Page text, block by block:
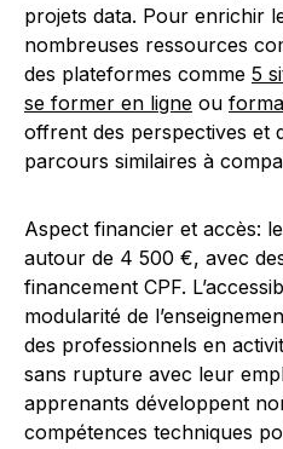
projets data. Pour enrichir
nombreuses ressources
des plateformes comme 5
se former en ligne ou
offrent des perspectives et
parcours similaires à
Aspect financier et accès:
autour de 4 500 €, avec
financement CPF.
modularité de
des professionnels en
sans rupture avec leur
apprenants développent
compétences techniques